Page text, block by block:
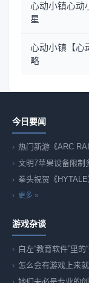
心动小镇心动
星
心动小镇【心
略
今日要闻
热门新游《ARC
文明7苹果设备限制
拳头祝贺《
更多 »
游戏杂谈
白左“教育软件”里的
怎么会有游戏上来